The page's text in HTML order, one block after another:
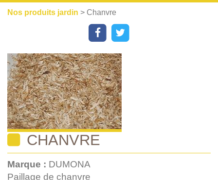
Nos produits jardin > Chanvre
CHANVRE
Marque : DUMONA
Paillage de chanvre